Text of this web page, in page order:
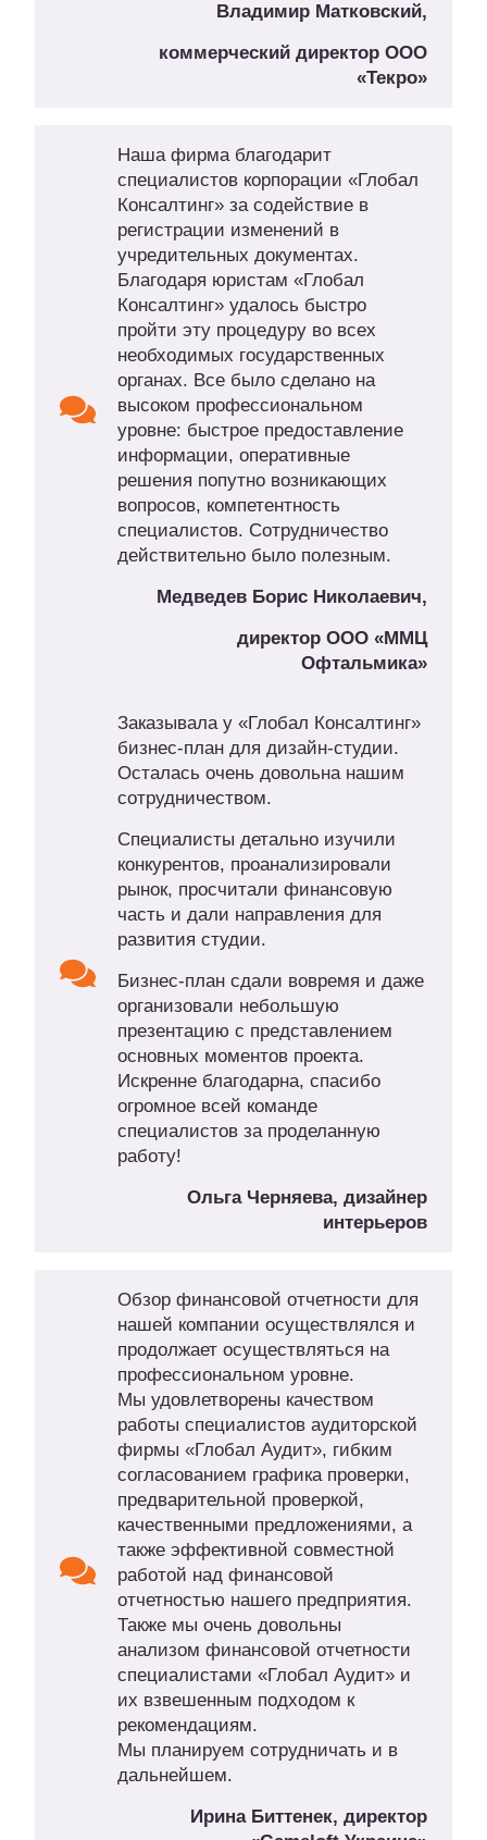
Владимир Матковский,
коммерческий директор ООО
«Текро»
Наша фирма благодарит
специалистов корпорации «Глобал
Консалтинг» за содействие в
регистрации изменений в
учредительных документах.
Благодаря юристам «Глобал
Консалтинг» удалось быстро
пройти эту процедуру во всех
необходимых государственных
органах. Все было сделано на
высоком профессиональном
уровне: быстрое предоставление
информации, оперативные
решения попутно возникающих
вопросов, компетентность
специалистов. Сотрудничество
действительно было полезным.
Медведев Борис Николаевич,
директор ООО «ММЦ
Офтальмика»
Заказывала у «Глобал Консалтинг»
бизнес-план для дизайн-студии.
Осталась очень довольна нашим
сотрудничеством.
Специалисты детально изучили
конкурентов, проанализировали
рынок, просчитали финансовую
часть и дали направления для
развития студии.
Бизнес-план сдали вовремя и даже
организовали небольшую
презентацию с представлением
основных моментов проекта.
Искренне благодарна, спасибо
огромное всей команде
специалистов за проделанную
работу!
Ольга Черняева, дизайнер
интерьеров
Обзор финансовой отчетности для
нашей компании осуществлялся и
продолжает осуществляться на
профессиональном уровне.
Мы удовлетворены качеством
работы специалистов аудиторской
фирмы «Глобал Аудит», гибким
согласованием графика проверки,
предварительной проверкой,
качественными предложениями, а
также эффективной совместной
работой над финансовой
отчетностью нашего предприятия.
Также мы очень довольны
анализом финансовой отчетности
специалистами «Глобал Аудит» и
их взвешенным подходом к
рекомендациям.
Мы планируем сотрудничать и в
дальнейшем.
Ирина Биттенек, директор